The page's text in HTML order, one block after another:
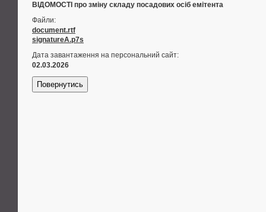
ВІДОМОСТІ про зміну складу посадових осіб емітента
Файли:
document.rtf
signatureA.p7s
Дата завантаження на персональний сайт:
02.03.2026
Повернутись